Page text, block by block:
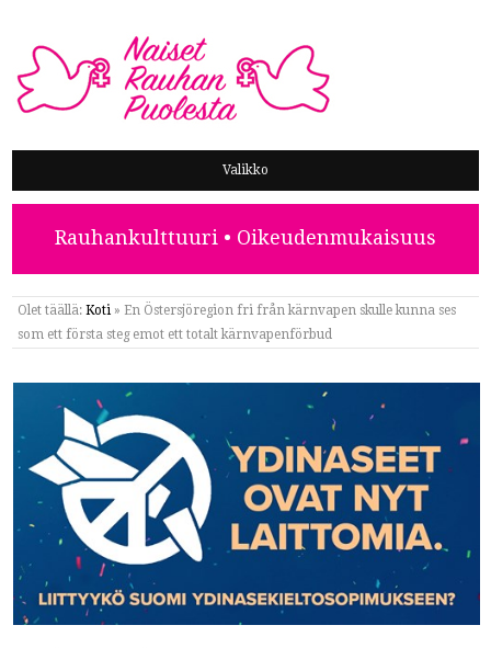
NAISET RAUHAN PUOLESTA
Valikko
Rauhankulttuuri • Oikeudenmukaisuus
Olet täällä: Koti » En Östersjöregion fri från kärnvapen skulle kunna ses
som ett första steg emot ett totalt kärnvapenförbud